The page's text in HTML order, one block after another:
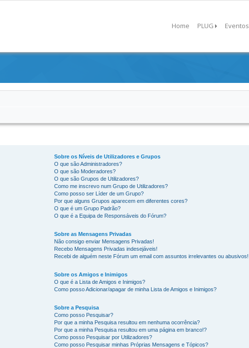
Home PLUG Eventos
Sobre os Níveis de Utilizadores e Grupos
O que são Administradores?
O que são Moderadores?
O que são Grupos de Utilizadores?
Como me inscrevo num Grupo de Utilizadores?
Como posso ser Líder de um Grupo?
Por que alguns Grupos aparecem em diferentes cores?
O que é um Grupo Padrão?
O que é a Equipa de Responsáveis do Fórum?
Sobre as Mensagens Privadas
Não consigo enviar Mensagens Privadas!
Recebo Mensagens Privadas indesejáveis!
Recebi de alguém neste Fórum um email com assuntos irrelevantes ou abusivos!
Sobre os Amigos e Inimigos
O que é a Lista de Amigos e Inimigos?
Como posso Adicionar/apagar de minha Lista de Amigos e Inimigos?
Sobre a Pesquisa
Como posso Pesquisar?
Por que a minha Pesquisa resultou em nenhuma ocorrência?
Por que a minha Pesquisa resultou em uma página em branco!?
Como posso Pesquisar por Utilizadores?
Como posso Pesquisar minhas Próprias Mensagens e Tópicos?